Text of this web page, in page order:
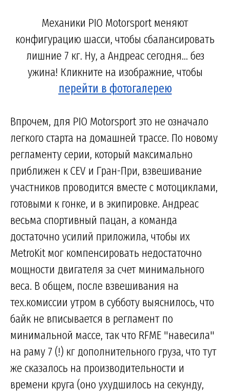
Механики PIO Motorsport меняют
конфигурацию шасси, чтобы сбалансировать
лишние 7 кг. Ну, а Андреас сегодня... без
ужина! Кликните на изображние, чтобы
перейти в фотогалерею
Впрочем, для PIO Motorsport это не означало
легкого старта на домашней трассе. По новому
регламенту серии, который максимально
приближен к CEV и Гран-При, взвешивание
участников проводится вместе с мотоциклами,
готовыми к гонке, и в экипировке. Андреас
весьма спортивный пацан, а команда
достаточно усилий приложила, чтобы их
MetroKit мог компенсировать недостаточно
мощности двигателя за счет минимального
веса. В общем, после взвешивания на
тех.комиссии утром в субботу выяснилось, что
байк не вписывается в регламент по
минимальной массе, так что RFME "навесила"
на раму 7 (!) кг дополнительного груза, что тут
же сказалось на производительности и
времени круга (оно ухудшилось на секунду,